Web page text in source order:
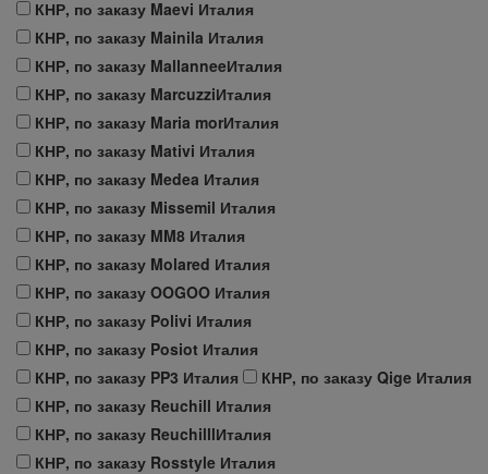
КНР, по заказу Maevi Италия
КНР, по заказу Mainila Италия
КНР, по заказу MallanneeИталия
КНР, по заказу MarcuzziИталия
КНР, по заказу Maria morИталия
КНР, по заказу Mativi Италия
КНР, по заказу Medea Италия
КНР, по заказу Missemil Италия
КНР, по заказу MM8 Италия
КНР, по заказу Molared Италия
КНР, по заказу OOGOO Италия
КНР, по заказу Polivi Италия
КНР, по заказу Posiot Италия
КНР, по заказу PP3 Италия
КНР, по заказу Qige Италия
КНР, по заказу Reuchill Италия
КНР, по заказу ReuchilllИталия
КНР, по заказу Rosstyle Италия